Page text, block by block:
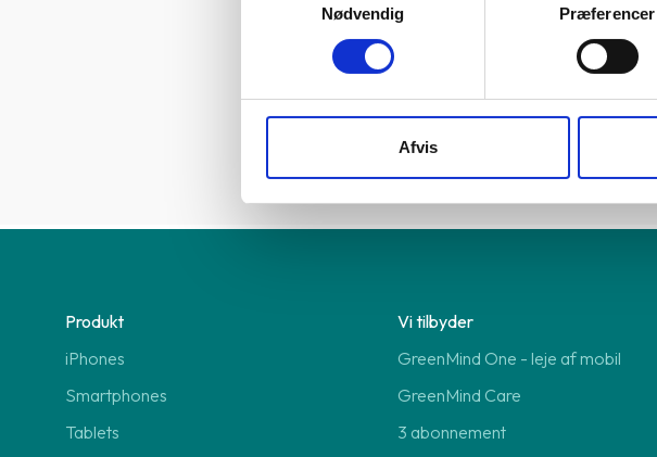
Nødvendig
Præferencer
Afvis
Hvorfor købe brugt hos GreenMind?
Ved at købe en brugt Samsung Galaxy
købe en helt ny telefon. Vores enheder
GreenMind.
Produkt
iPhones
Smartphones
Tablets
Vi tilbyder
GreenMind One - leje af mobil
GreenMind Care
3 abonnement